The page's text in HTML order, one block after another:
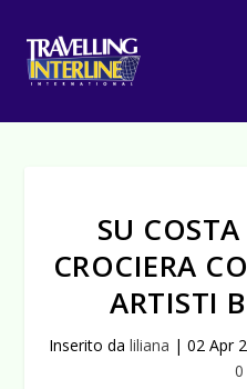
SU
CROCIERA
ARTISTI
Inserito da liliana | 02 Apr
0